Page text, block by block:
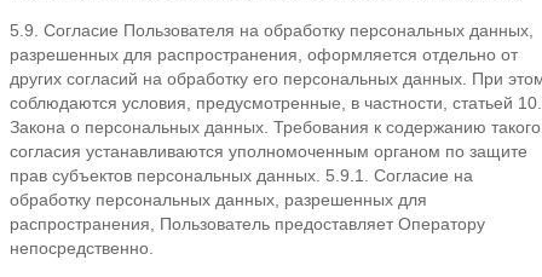
5.9. Согласие Пользователя на обработку персональных данных,
разрешенных для распространения, оформляется отдельно от
других согласий на обработку его персональных данных. При
соблюдаются условия, предусмотренные, в частности, статьей
Закона о персональных данных. Требования к содержанию такого
согласия устанавливаются уполномоченным органом по защите
прав субъектов персональных данных. 5.9.1. Согласие на
обработку персональных данных, разрешенных для
распространения, Пользователь предоставляет Оператору
непосредственно.